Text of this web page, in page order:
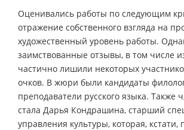
Оценивались работы по следующим
отражение собственного взгляда на
художественный уровень работы.
заимствованные отзывы, в том числе
частично лишили некоторых
очков. В жюри были кандидаты
преподаватели русского языка. Также
стала Дарья Кондрашина, старший
управления культуры, которая, кстати,